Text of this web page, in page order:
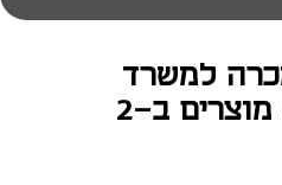
למשרד
הביטחון ב-2024 מוצרים ב-2